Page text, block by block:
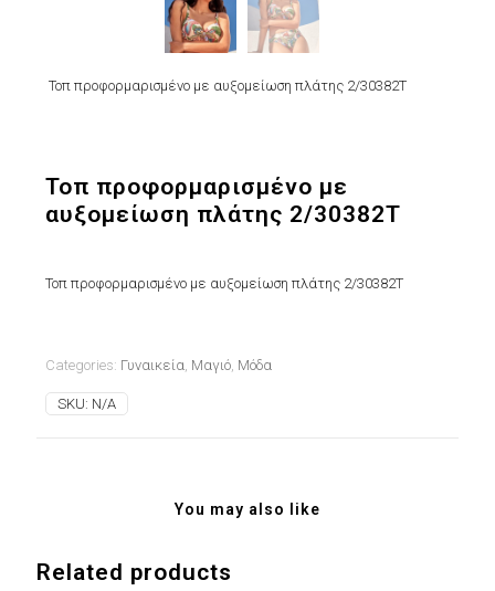
Τοπ προφορμαρισμένο με αυξομείωση πλάτης 2/30382T
Τοπ προφορμαρισμένο με
αυξομείωση πλάτης 2/30382T
Τοπ προφορμαρισμένο με αυξομείωση πλάτης 2/30382T
Categories: Γυναικεία, Μαγιό, Μόδα
SKU: N/A
You may also like
Related products